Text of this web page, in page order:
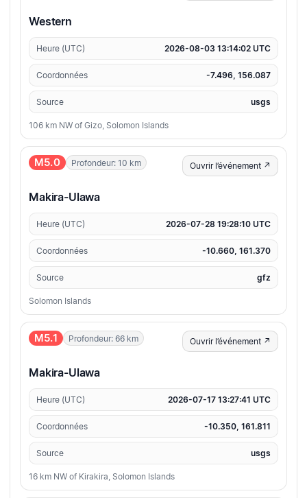
Western
Heure (UTC) 2026-08-03 13:14:02 UTC
Coordonnées -7.496, 156.087
Source usgs
106 km NW of Gizo, Solomon Islands
M5.0 Profondeur: 10 km Ouvrir l’événement ↗
Makira-Ulawa
Heure (UTC) 2026-07-28 19:28:10 UTC
Coordonnées -10.660, 161.370
Source gfz
Solomon Islands
M5.1 Profondeur: 66 km Ouvrir l’événement ↗
Makira-Ulawa
Heure (UTC) 2026-07-17 13:27:41 UTC
Coordonnées -10.350, 161.811
Source usgs
16 km NW of Kirakira, Solomon Islands